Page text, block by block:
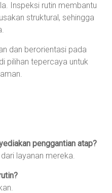
Inspeksi rutin membantu
struktural, sehingga
dan berorientasi pada
pilihan tepercaya untuk
penggantian atap?
layanan mereka.